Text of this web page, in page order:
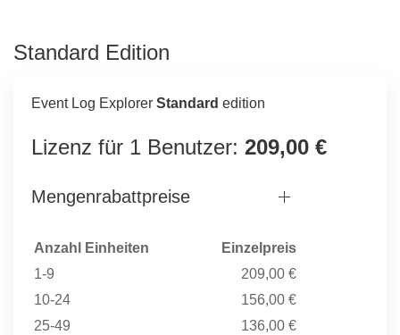
Standard Edition
Event Log Explorer Standard edition
Lizenz für 1 Benutzer: 209,00 €
Mengenrabattpreise
Anzahl Einheiten
Einzelpreis
1-9
209,00 €
10-24
156,00 €
25-49
136,00 €